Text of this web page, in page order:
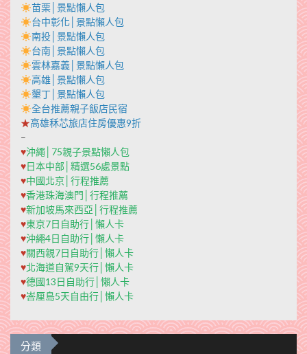
苗栗│景點懶人包
台中彰化│景點懶人包
南投│景點懶人包
台南│景點懶人包
雲林嘉義│景點懶人包
高雄│景點懶人包
墾丁│景點懶人包
全台推薦親子飯店民宿
★高雄秝芯旅店住房優惠9折
–
♥沖繩│75親子景點懶人包
♥日本中部│精選56處景點
♥中國北京│行程推薦
♥香港珠海澳門│行程推薦
♥新加坡馬來西亞│行程推薦
♥東京7日自助行│懶人卡
♥沖繩4日自助行│懶人卡
♥關西親7日自助行│懶人卡
♥北海道自駕9天行│懶人卡
♥德國13日自助行│懶人卡
♥峇厘島5天自由行│懶人卡
分類